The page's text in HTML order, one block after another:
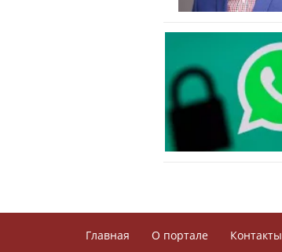
Главная О портале Контакты